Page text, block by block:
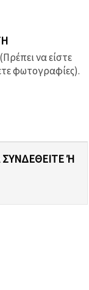
να είστε
φωτογραφίες).
Ή Ν